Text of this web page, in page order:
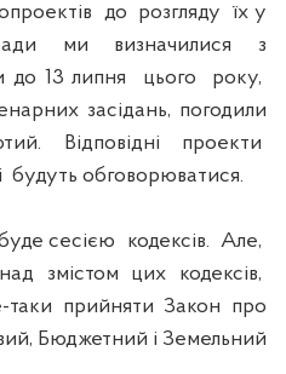
до розгляду їх у
ради ми визначилися з
до 13 липня цього року,
засідань, погодили
Відповідні проекти
обговорюватися.
сесією кодексів. Але,
змістом цих кодексів,
прийняти Закон про
Бюджетний і Земельний